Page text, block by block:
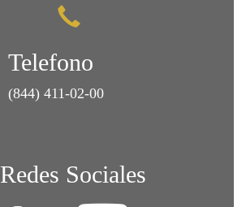
Telefono
(844) 411-02-00
Redes Sociales